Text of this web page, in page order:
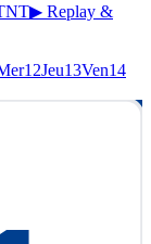
▶ Replay &
12Jeu13Ven14